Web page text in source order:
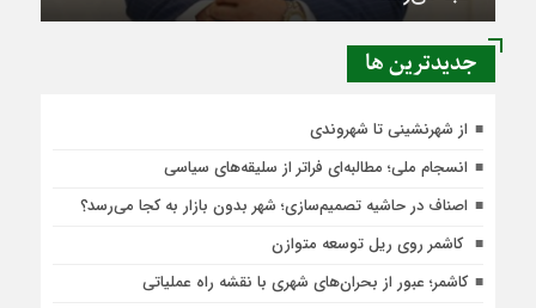
جديدترين ها
از شهرنشینی تا شهروندی
انسجام ملی؛ مطالبه‌ای فراتر از سلیقه‌های سیاسی
اصناف در حاشیه تصمیم‌سازی؛ شهر بدون بازار به کجا می‌رسد؟
کاشمر روی ریل توسعه متوازن
کاشمر؛ عبور از بحران‌های شهری با نقشه راه عملیاتی